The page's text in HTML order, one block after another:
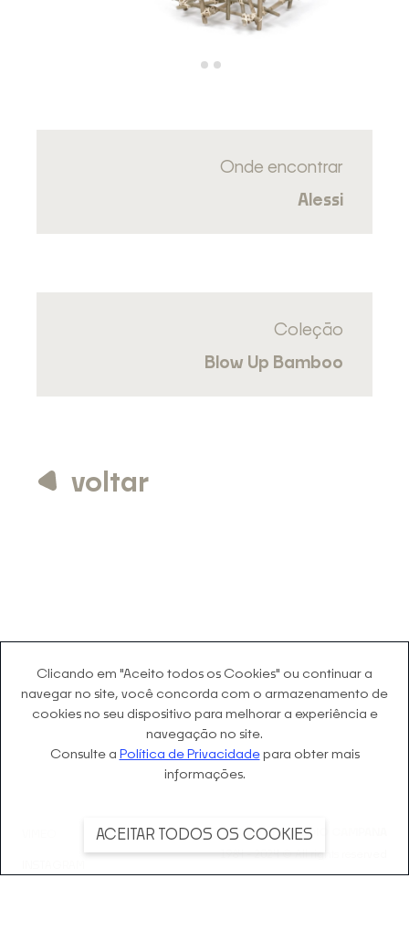
Onde encontrar
Alessi
Coleção
Blow Up Bamboo
voltar
© 2026 ESTÚDIO CAMPANA
1984 - 2024 © All rights reserved
Clicando em "Aceito todos os Cookies" ou continuar a
navegar no site, você concorda com o armazenamento de
cookies no seu dispositivo para melhorar a experiência e
navegação no site.
Consulte a Política de Privacidadepara obter mais
informações.
ACEITAR TODOS OS COOKIES